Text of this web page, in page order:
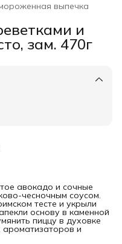
выпечка
и
зам. 470г
авокадо и сочные
чесночным соусом.
тесте и укрыли
основу в каменной
пиццу в духовке
ароматизаторов и